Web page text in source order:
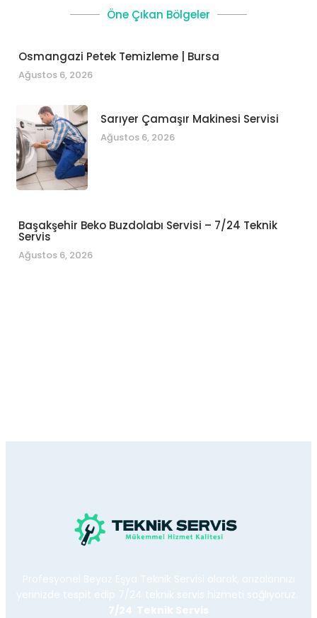
Öne Çıkan Bölgeler
Osmangazi Petek Temizleme | Bursa
Ağustos 6, 2026
Sarıyer Çamaşır Makinesi Servisi
Ağustos 6, 2026
Başakşehir Beko Buzdolabı Servisi – 7/24 Teknik
Servis
Ağustos 6, 2026
Profesyonel Beyaz Eşya Teknik Servisi olarak, arızalarınızı
yerinizde tespit edip 7/24 teknik servis hizmeti sağlıyoruz.
7/24 Teknik Servis